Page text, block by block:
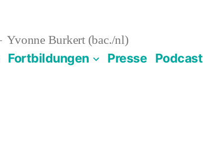
Yvonne Burkert (bac./nl)
Fortbildungen Presse Podcast